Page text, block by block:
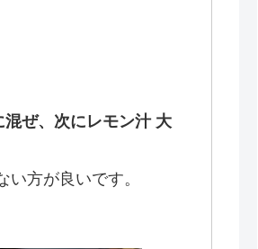
ぜ、次にレモン汁 大
方が良いです。